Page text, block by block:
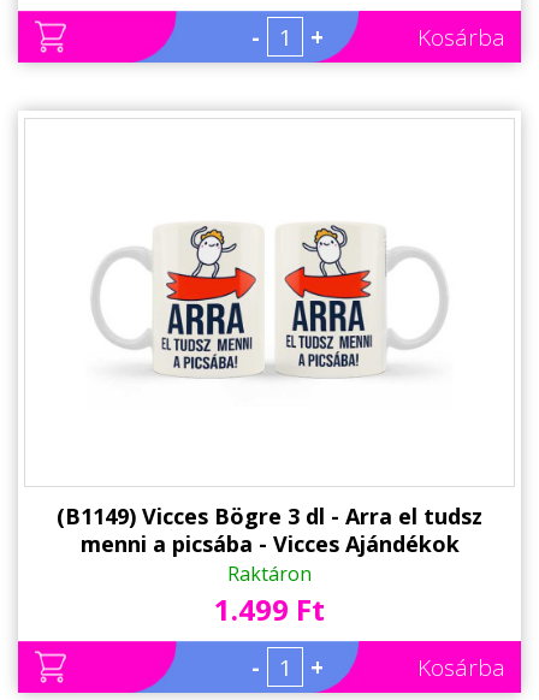
- + Kosárba
(B1149) Vicces Bögre 3 dl - Arra el tudsz
menni a picsába - Vicces Ajándékok
kollégának, barátnőknek
Raktáron
1.499 Ft
- + Kosárba